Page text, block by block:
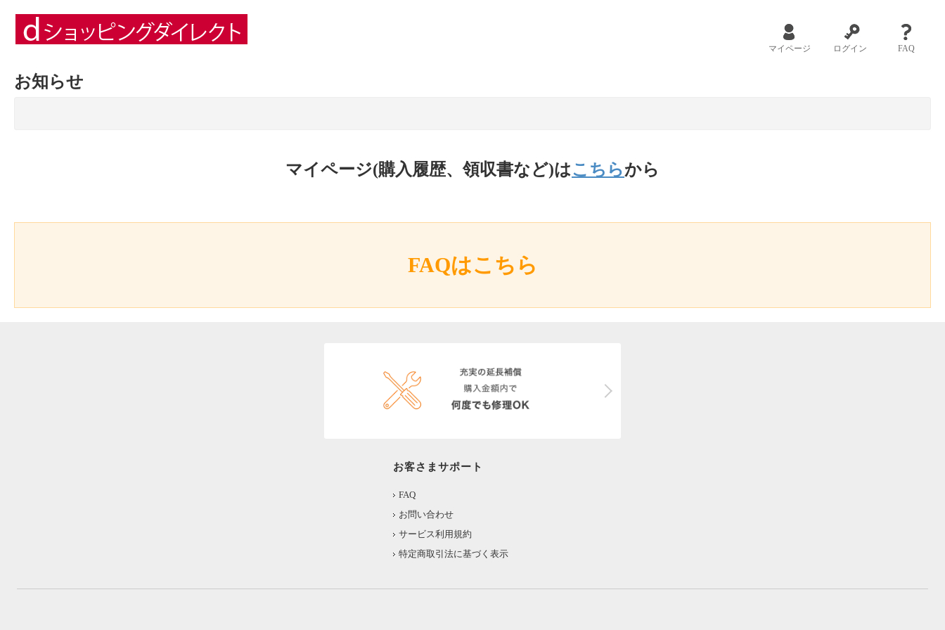
マイページ ログイン FAQ
お知らせ
マイページ(購入履歴、領収書など)はこちらから
FAQはこちら
お客さまサポート
FAQ
お問い合わせ
サービス利用規約
特定商取引法に基づく表示